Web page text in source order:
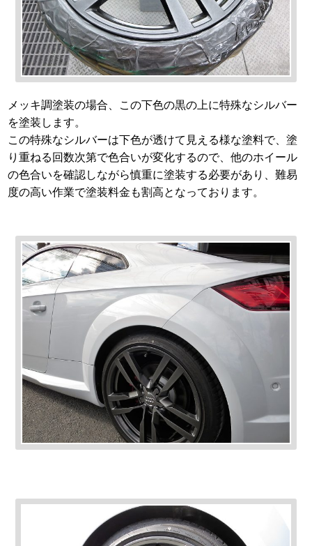
メッキ調塗装の場合、この下色の黒の上に特殊なシルバー
を塗装します。
この特殊なシルバーは下色が透けて見える様な塗料で、塗
り重ねる回数次第で色合いが変化するので、他のホイール
の色合いを確認しながら慎重に塗装する必要があり、難易
度の高い作業で塗装料金も割高となっております。